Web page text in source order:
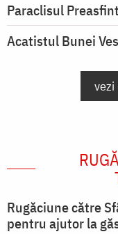
Paraclisul
Acatistul Bunei
vezi
Rugăciune către
pentru ajutor la